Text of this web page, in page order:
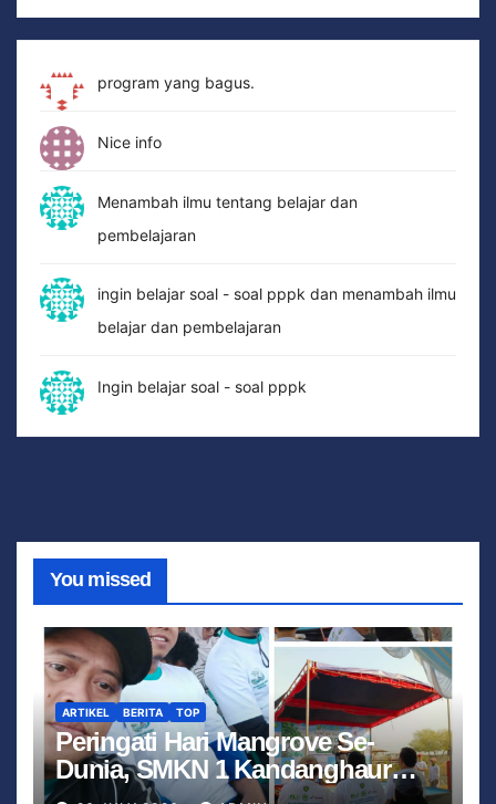
program yang bagus.
Nice info
Menambah ilmu tentang belajar dan
pembelajaran
ingin belajar soal - soal pppk dan menambah ilmu
belajar dan pembelajaran
Ingin belajar soal - soal pppk
You missed
ARTIKEL BERITA TOP
Peringati Hari Mangrove Se-
Dunia, SMKN 1 Kandanghaur
Hadiri Aksi Penanaman